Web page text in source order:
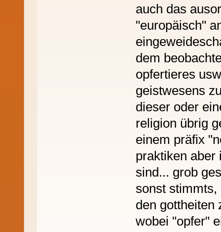
auch das
"europäisch"
dem
opfertieres
geistwesens
dieser oder
religion übrig
einem präfix
praktiken aber
sind... grob
sonst stimmts,
den gottheiten
wobei "opfer"